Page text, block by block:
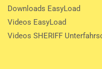
Downloads EasyLoad
Videos EasyLoad
Videos SHERIFF